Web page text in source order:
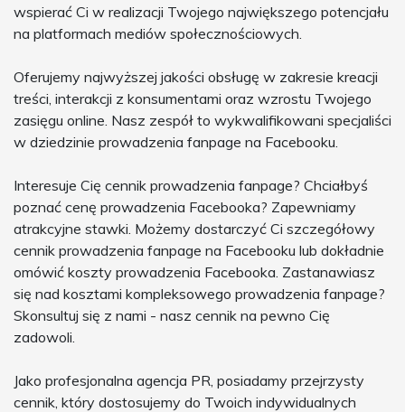
wspierać Ci w realizacji Twojego największego potencjału
na platformach mediów społecznościowych.
Oferujemy najwyższej jakości obsługę w zakresie kreacji
treści, interakcji z konsumentami oraz wzrostu Twojego
zasięgu online. Nasz zespół to wykwalifikowani specjaliści
w dziedzinie prowadzenia fanpage na Facebooku.
Interesuje Cię cennik prowadzenia fanpage? Chciałbyś
poznać cenę prowadzenia Facebooka? Zapewniamy
atrakcyjne stawki. Możemy dostarczyć Ci szczegółowy
cennik prowadzenia fanpage na Facebooku lub dokładnie
omówić koszty prowadzenia Facebooka. Zastanawiasz
się nad kosztami kompleksowego prowadzenia fanpage?
Skonsultuj się z nami - nasz cennik na pewno Cię
zadowoli.
Jako profesjonalna agencja PR, posiadamy przejrzysty
cennik, który dostosujemy do Twoich indywidualnych